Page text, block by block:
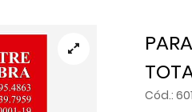
Cód.: